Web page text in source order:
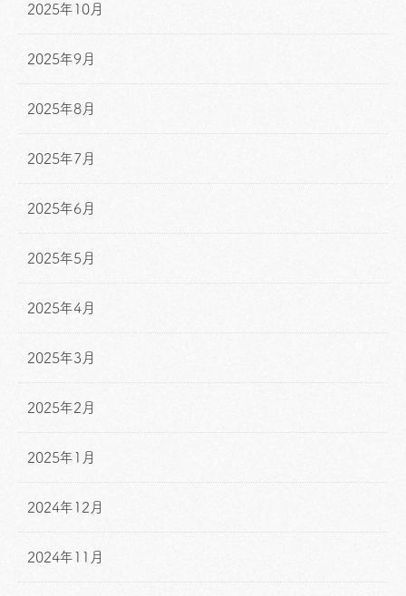
2025年10月
2025年9月
2025年8月
2025年7月
2025年6月
2025年5月
2025年4月
2025年3月
2025年2月
2025年1月
2024年12月
2024年11月